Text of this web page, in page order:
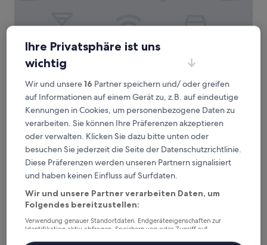
1. Breidenbacher Hof
Breidenbacher Hof
Sterne-
Unterkunft
Stadtzentrum, 1,3 km von Straßenbahnhaltestelle
Polizeipräsidium entfernt
9.6
von
Außergewöhnlich,
(553
Bewertungen)
9,6/10 Außergewöhnlich (553 Bewertungen)
Der
beträgt
487 €
487 €
inkl. Steuern & Gebühren
4. Sept.–5. Sept.
The Wellem
Ihre Privatsphäre ist uns
wichtig
Wir und unsere16 Partner speichern und/ oder greifen
auf Informationen auf einem Gerät zu, z.B. auf eindeutige
Kennungen in Cookies, um personenbezogene Daten zu
verarbeiten. Sie können Ihre Präferenzen akzeptieren
oder verwalten. Klicken Sie dazu bitte unten oder
besuchen Sie jederzeit die Seite der Datenschutzrichtlinie.
Diese Präferenzen werden unseren Partnern signalisiert
und haben keinen Einfluss auf Surfdaten.
Wir und unsere Partner verarbeiten Daten, um
Folgendes bereitzustellen:
Verwendung genauer Standortdaten. Endgeräteeigenschaften zur
Identifikation aktiv abfragen. Speichern von oder Zugriff auf